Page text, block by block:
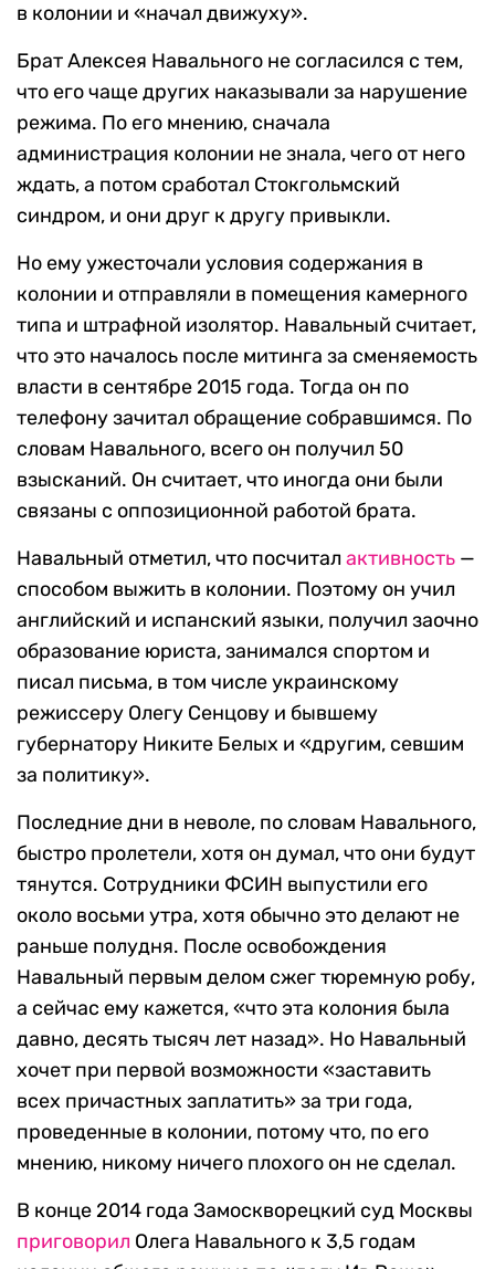
в колонии и «начал движуху».
Брат Алексея Навального не согласился с тем,
что его чаще других наказывали за нарушение
режима. По его мнению, сначала
администрация колонии не знала, чего от него
ждать, а потом сработал Стокгольмский
синдром, и они друг к другу привыкли.
Но ему ужесточали условия содержания в
колонии и отправляли в помещения камерного
типа и штрафной изолятор. Навальный считает,
что это началось после митинга за сменяемость
власти в сентябре 2015 года. Тогда он по
телефону зачитал обращение собравшимся. По
словам Навального, всего он получил 50
взысканий. Он считает, что иногда они были
связаны с оппозиционной работой брата.
Навальный отметил, что посчитал активность —
способом выжить в колонии. Поэтому он учил
английский и испанский языки, получил заочно
образование юриста, занимался спортом и
писал письма, в том числе украинскому
режиссеру Олегу Сенцову и бывшему
губернатору Никите Белых и «другим, севшим
за политику».
Последние дни в неволе, по словам Навального,
быстро пролетели, хотя он думал, что они будут
тянутся. Сотрудники ФСИН выпустили его
около восьми утра, хотя обычно это делают не
раньше полудня. После освобождения
Навальный первым делом сжег тюремную робу,
а сейчас ему кажется, «что эта колония была
давно, десять тысяч лет назад». Но Навальный
хочет при первой возможности «заставить
всех причастных заплатить» за три года,
проведенные в колонии, потому что, по его
мнению, никому ничего плохого он не сделал.
В конце 2014 года Замоскворецкий суд Москвы
приговорил Олега Навального к 3,5 годам